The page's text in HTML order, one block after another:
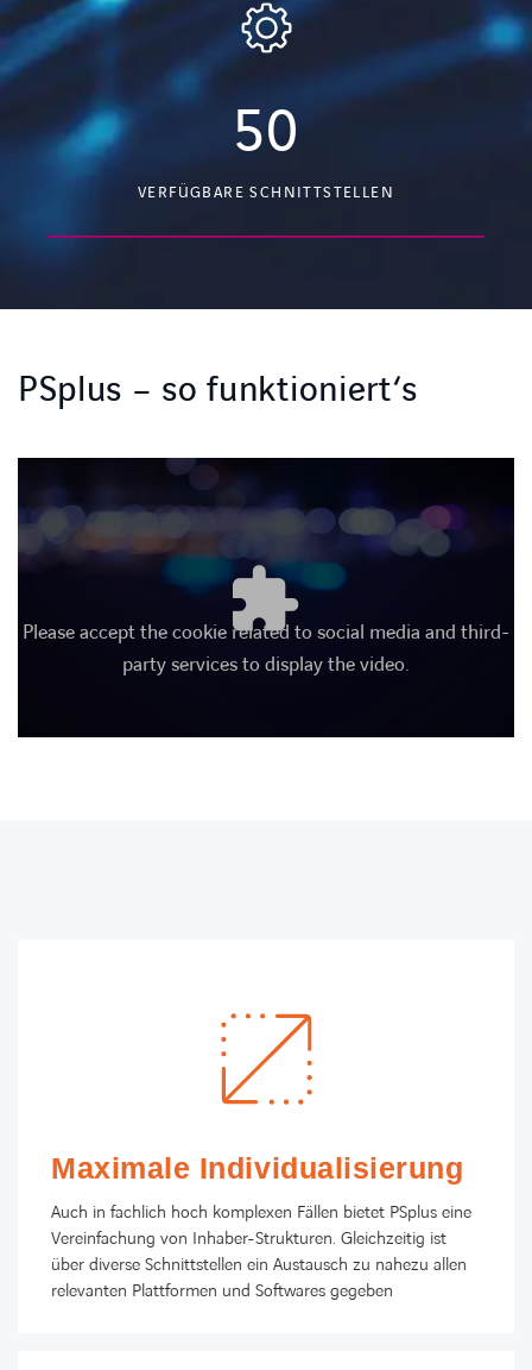
50
VERFÜGBARE SCHNITTSTELLEN
PSplus – so funktioniert‘s
Please accept the cookie related to social media and third-
party services to display the video.
Maximale Individualisierung
Auch in fachlich hoch komplexen Fällen bietet PSplus eine
Vereinfachung von Inhaber-Strukturen. Gleichzeitig ist
über diverse Schnittstellen ein Austausch zu nahezu allen
relevanten Plattformen und Softwares gegeben